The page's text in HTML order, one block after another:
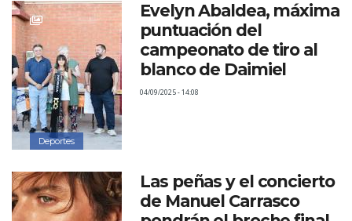
Deportes
Evelyn Abaldea, máxima
puntuación del
campeonato de tiro al
blanco de Daimiel
04/09/2025 - 14:08
Las peñas y el concierto
de Manuel Carrasco